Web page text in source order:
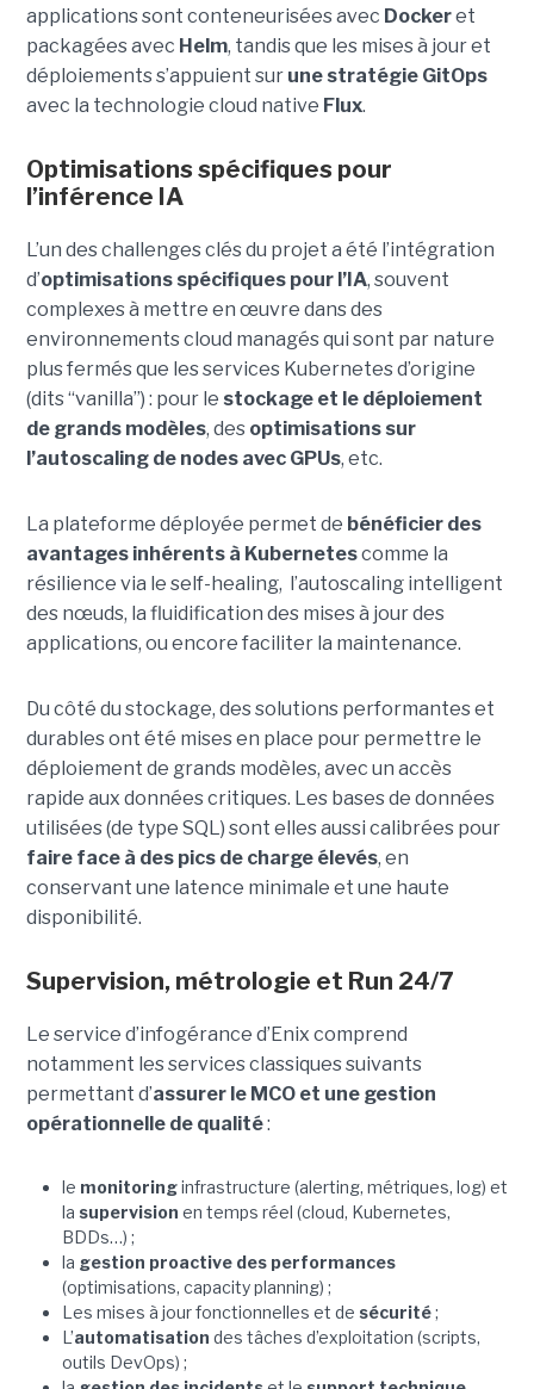
applications sont conteneurisées avec Dockeret
packagées avec Helm, tandis que les mises à jour et
déploiements s’appuient sur une stratégie GitOps
avec la technologie cloud native Flux.
Optimisations spécifiques pour
l’inférence IA
L’un des challenges clés du projet a été l’intégration
d’optimisations spécifiques pour l’IA, souvent
complexes à mettre en œuvre dans des
environnements cloud managés qui sont par nature
plus fermés que les services Kubernetes d’origine
(dits “vanilla”) : pour le stockage et le déploiement
de grands modèles, des optimisations sur
l’autoscaling de nodes avec GPUs, etc.
La plateforme déployée permet de bénéficier des
avantages inhérents à Kubernetescomme la
résilience via le self-healing, l’autoscaling intelligent
des nœuds, la fluidification des mises à jour des
applications, ou encore faciliter la maintenance.
Du côté du stockage, des solutions performantes et
durables ont été mises en place pour permettre le
déploiement de grands modèles, avec un accès
rapide aux données critiques. Les bases de données
utilisées (de type SQL) sont elles aussi calibrées pour
faire face à des pics de charge élevés, en
conservant une latence minimale et une haute
disponibilité.
Supervision, métrologie et Run 24/7
Le service d’infogérance d’Enix comprend
notamment les services classiques suivants
permettant d’assurer le MCO et une gestion
opérationnelle de qualité:
le monitoringinfrastructure (alerting, métriques, log) et
la supervision en temps réel (cloud, Kubernetes,
BDDs…) ;
la gestion proactive des performances
(optimisations, capacity planning) ;
Les mises à jour fonctionnelles et de sécurité;
L’automatisation des tâches d’exploitation (scripts,
outils DevOps) ;